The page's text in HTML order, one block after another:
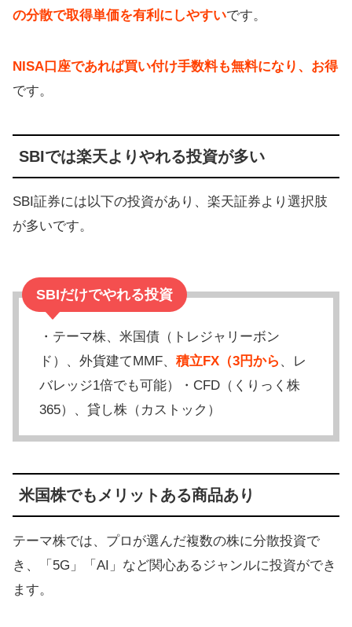
の分散で取得単価を有利にしやすいです。
NISA口座であれば買い付け手数料も無料になり、お得
です。
SBIでは楽天よりやれる投資が多い
SBI証券には以下の投資があり、楽天証券より選択肢
が多いです。
SBIだけでやれる投資
・テーマ株、米国債（トレジャリーボン
ド）、外貨建てMMF、 積立FX（3円から 、レ
バレッジ1倍でも可能）・CFD（くりっく株
365）、貸し株（カストック）
米国株でもメリットある商品あり
テーマ株では、プロが選んだ複数の株に分散投資で
き、「5G」「AI」など関心あるジャンルに投資ができ
ます。